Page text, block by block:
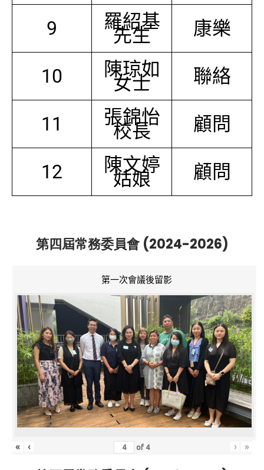
9 羅紹基
先生 康樂
10 陳琼如
女士 聯絡
11 張錦怡
校長 顧問
12 陳文婷
姑娘 顧問
第四屆常務委員會 (2024-2026)
第一次會議後留影
« ‹ of 4 › »